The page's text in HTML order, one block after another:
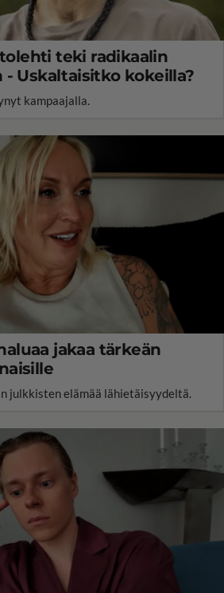
teki radikaalin
Uskaltaisitko kokeilla?
kampaajalla.
jakaa tärkeän
julkkisten elämää lähietäisyydeltä.